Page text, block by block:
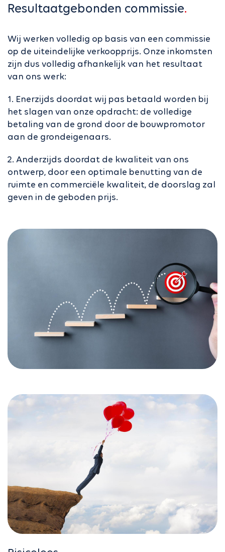
Resultaatgebonden commissie
Wij werken volledig op basis van een commissie
op de uiteindelijke verkoopprijs. Onze inkomsten
zijn dus volledig afhankelijk van het resultaat
van ons werk:
1. Enerzijds doordat wij pas betaald worden bij
het slagen van onze opdracht: de volledige
betaling van de grond door de bouwpromotor
aan de grondeigenaars.
2. Anderzijds doordat de kwaliteit van ons
ontwerp, door een optimale benutting van de
ruimte en commerciële kwaliteit, de doorslag zal
geven in de geboden prijs.